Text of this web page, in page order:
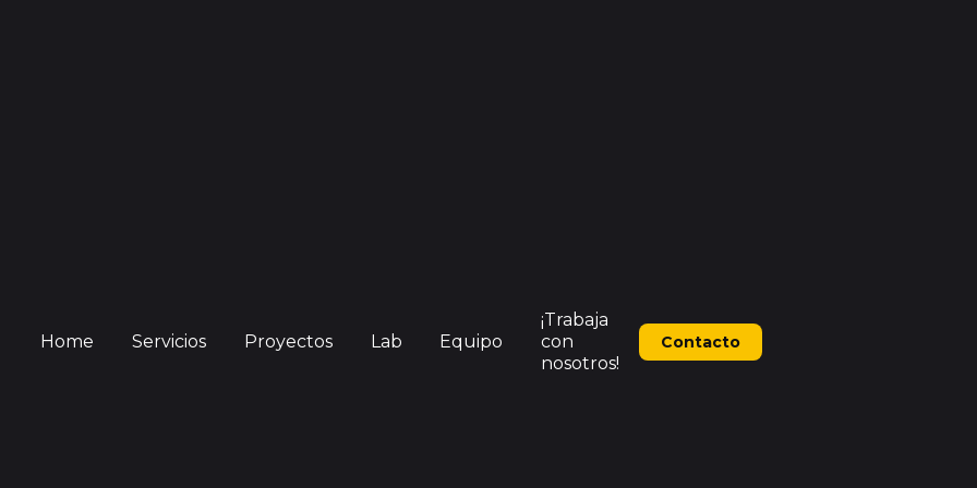
Home Servicios Proyectos Lab Equipo
¡Trabaja
con
nosotros!
Contacto